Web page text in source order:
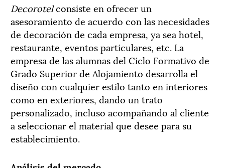
Decorotelconsiste en ofrecer un
asesoramiento de acuerdo con las necesidades
de decoración de cada empresa, ya sea hotel,
restaurante, eventos particulares, etc. La
empresa de las alumnas del Ciclo Formativo de
Grado Superior de Alojamiento desarrolla el
diseño con cualquier estilo tanto en interiores
como en exteriores, dando un trato
personalizado, incluso acompañando al cliente
a seleccionar el material que desee para su
establecimiento.